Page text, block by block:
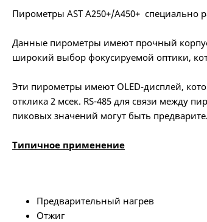
Пирометры AST A250+/A450+ специально
Данные пирометры имеют прочный
широкий выбор фокусируемой оптики,
Эти пирометры имеют OLED-дисплей,
отклика 2 мсек. RS-485 для связи между
пиковых значений могут быть
Типичное применение
Предварительный нагрев
Отжиг